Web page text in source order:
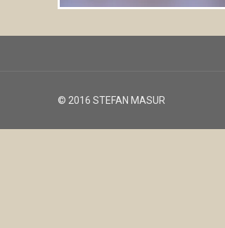
© 2016 STEFAN MASUR